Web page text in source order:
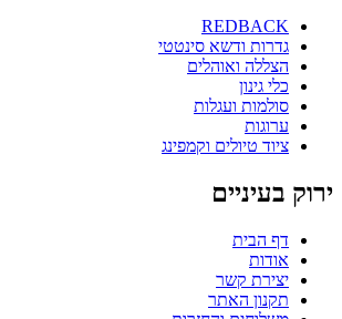
REDBACK
גדרות ודשא סינטטי
הצללה ואוהלים
כלי גינון
סולמות ועגלות
ערוגות
ציוד טיולים וקמפינג
ירוק בעיניים
דף הבית
אודות
יצירת קשר
תקנון האתר